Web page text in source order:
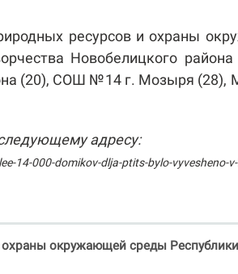
ресурсов и охраны
Новобелицкого
(20), СОШ №14 г. Мозыря
адресу:
14-000-domikov-dlja-ptits-bylo-vyvesheno-
окружающей среды